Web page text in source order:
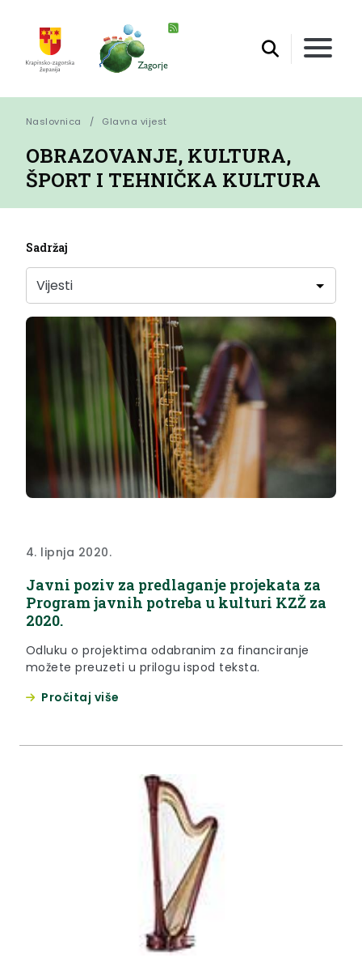
Naslovnica Glavna vijest
OBRAZOVANJE, KULTURA,
ŠPORT I TEHNIČKA KULTURA
Sadržaj
4. lipnja 2020.
Javni poziv za predlaganje projekata za
Program javnih potreba u kulturi KZŽ za
2020.
Odluku o projektima odabranim za financiranje
možete preuzeti u prilogu ispod teksta.
Pročitaj više